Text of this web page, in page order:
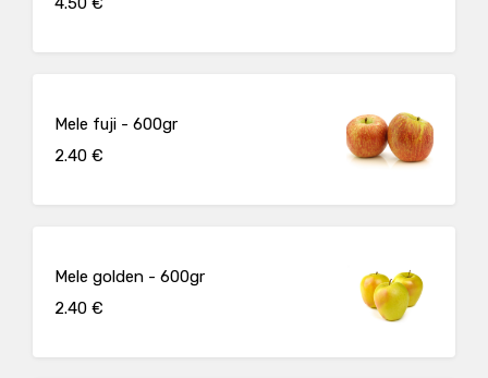
Mele fuji - 600gr
2.40 €
Mele golden - 600gr
2.40 €